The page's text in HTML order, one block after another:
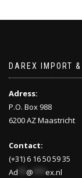
DAREX IMPORT
Adress:
P.O. Box 988
6200 AZ Maastricht
Contact:
(+31) 6 16 50 59 35
Ad
@ ex.nl